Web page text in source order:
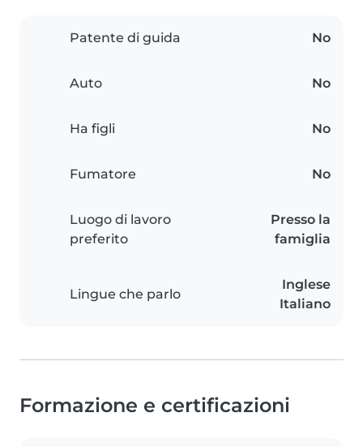
Patente di guida No
Auto No
Ha figli No
Fumatore No
Luogo di lavoro
preferito
Presso la
famiglia
Lingue che parlo
Inglese
Italiano
Formazione e certificazioni